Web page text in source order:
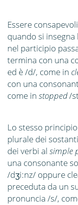
Essere
quando si
nel participio
termina con una
ed è /d/, come in
con una
come in stopped/
Lo stesso
plurale dei
dei verbi al simple
una consonante
/dʒiːnz/ oppure
preceduta da un
pronuncia /s/,